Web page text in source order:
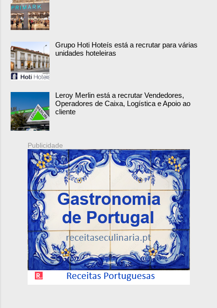
Grupo Hoti Hoteís está a recrutar para várias
unidades hoteleiras
Leroy Merlin está a recrutar Vendedores,
Operadores de Caixa, Logística e Apoio ao
cliente
Publicidade